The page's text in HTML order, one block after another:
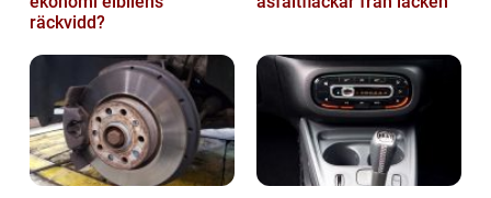
räckvidd?